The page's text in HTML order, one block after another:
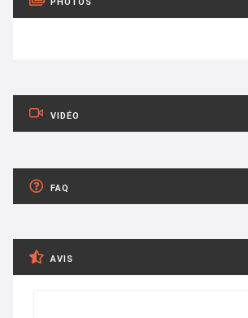
PHOTOS
VIDÉO
FAQ
AVIS